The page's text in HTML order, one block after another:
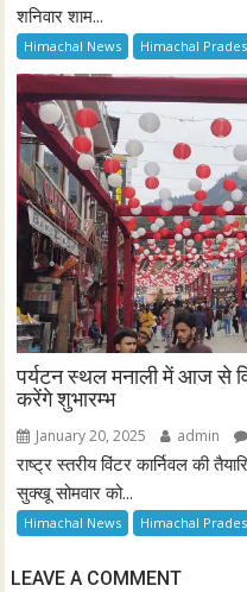
शनिवार शाम...
Himachal News Himachal
पर्यटन स्थल मनाली में आज से
करेंगे शुभारम्भ
January 20, 2025 admin
राष्ट्र स्तरीय विंटर कार्निवल की
सुक्खू सोमवार को...
Himachal News Himachal
LEAVE A COMMENT